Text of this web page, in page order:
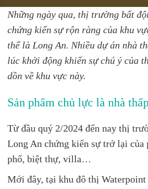
Những ngày qua, thị trường bất
chứng kiến sự rộn ràng của khu
thể là Long An. Nhiều dự án nhà
lúc khởi động khiến sự chú ý của
dồn về khu vực này.
Sản phẩm chủ lực là nhà
Từ đầu quý 2/2024 đến nay thị
Long An chứng kiến sự trở lại của
phố, biệt thự, villa…
Mới đây, tại khu đô thị